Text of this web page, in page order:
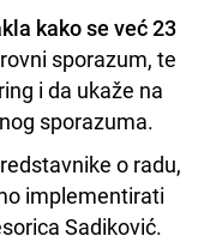
kako se već 23
sporazum, te
i da ukaže na
sporazuma.
o radu,
implementirati
Sadiković.